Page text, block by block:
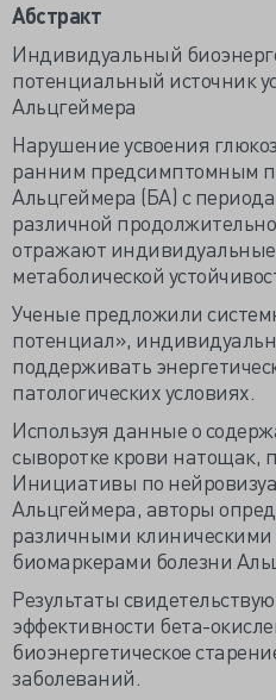
Абстракт
Индивидуальный
потенциальный источник
Альцгеймера
Нарушение усвоения
ранним предсимптомным
Альцгеймера (БА) с
различной
отражают
метаболической
Ученые предложили
потенциал»,
поддерживать
патологических условиях.
Используя данные о
сыворотке крови натощак,
Инициативы по
Альцгеймера, авторы
различными
биомаркерами болезни
Результаты
эффективности бета-
биоэнергетическое
заболеваний.